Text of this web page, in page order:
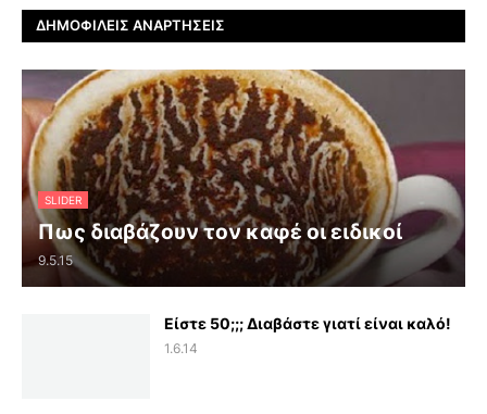
ΔΗΜΟΦΙΛΕΊΣ ΑΝΑΡΤΉΣΕΙΣ
SLIDER
Πως διαβάζουν τον καφέ οι ειδικοί
9.5.15
Είστε 50;;; Διαβάστε γιατί είναι καλό!
1.6.14